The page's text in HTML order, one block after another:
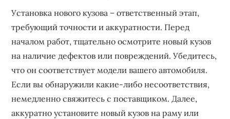
Установка нового кузова – ответственный этап,
требующий точности и аккуратности. Перед
началом работ, тщательно осмотрите новый кузов
на наличие дефектов или повреждений. Убедитесь,
что он соответствует модели вашего автомобиля.
Если вы обнаружили какие-либо несоответствия,
немедленно свяжитесь с поставщиком. Далее,
аккуратно установите новый кузов на раму или